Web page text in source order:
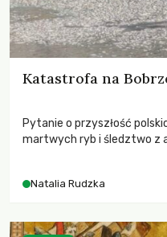
Katastrofa na
Pytanie o przyszłość
martwych ryb i śledztwo z
zdarzeń prowadzących do
Natalia Rudzka